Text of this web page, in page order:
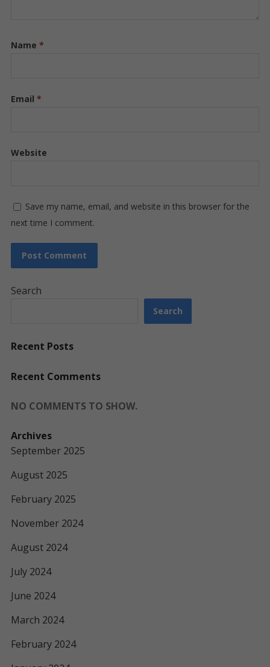
Name *
Email *
Website
Save my name, email, and website in this browser for the
next time I comment.
Search
Search
Recent Posts
Recent Comments
NO COMMENTS TO SHOW.
Archives
September 2025
August 2025
February 2025
November 2024
August 2024
July 2024
June 2024
March 2024
February 2024